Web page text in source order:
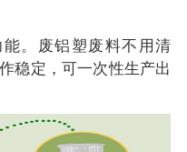
。废铝塑废料不用清
稳定，可一次性生产出